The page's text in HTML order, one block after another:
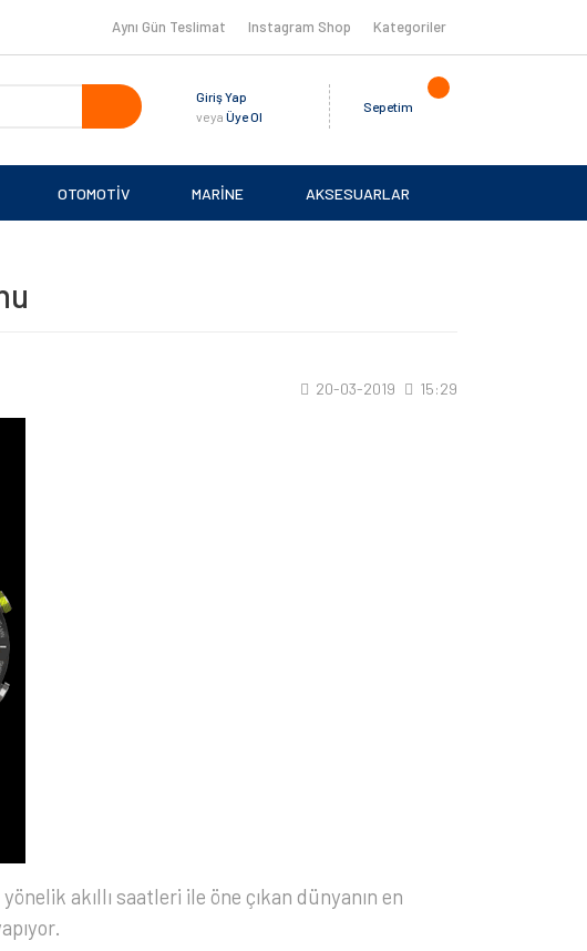
Aynı Gün Teslimat Instagram Shop Kategoriler
Giriş Yap
veya Üye Ol
Sepetim
OTOMOTİV MARİNE AKSESUARLAR
20-03-2019 15:29
akıllı saatleri ile öne çıkan dünyanın en